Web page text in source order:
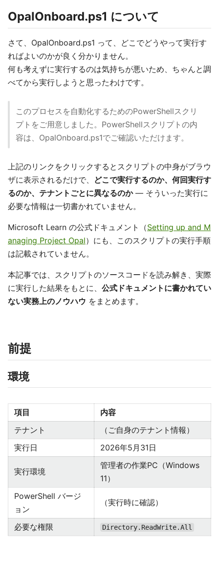
OpalOnboard.ps1 について
さて、OpalOnboard.ps1 って、どこでどうやって実行す
ればよいのかが良く分かりません。
何も考えずに実行するのは気持ちが悪いため、ちゃんと調
べてから実行しようと思ったわけです。
このプロセスを自動化するためのPowerShellスクリ
プトをご用意しました。PowerShellスクリプトの内
容は、OpalOnboard.ps1でご確認いただけます。
上記のリンクをクリックするとスクリプトの中身がブラウ
ザに表示されるだけで、 どこで実行するのか、何回実行す
るのか、テナントごとに異なるのか— そういった実行に
必要な情報は一切書かれていません。
Microsoft Learn の公式ドキュメント（Setting up and M
anaging Project Opal）にも、このスクリプトの実行手順
は記載されていません。
本記事では、スクリプトのソースコードを読み解き、実際
に実行した結果をもとに、 公式ドキュメントに書かれてい
ない実務上のノウハウ をまとめます。
前提
環境
項目
内容
テナント
（ご自身のテナント情報）
実行日
2026年5月31日
実行環境
管理者の作業PC（Windows
11）
PowerShell バージ
ョン
（実行時に確認）
必要な権限 Directory.ReadWrite.All